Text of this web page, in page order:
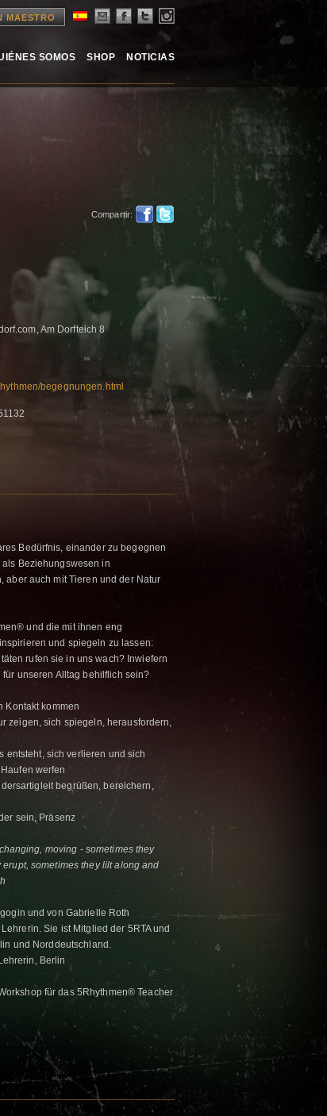
MAESTRO
SOMOS SHOP NOTICIAS
Compartir:
Am Dorfteich 8
begegnungen.html
Bedürfnis, einander zu begegnen
Beziehungswesen in
aber auch mit Tieren und der Natur
und die mit ihnen eng
und spiegeln zu lassen:
rufen sie in uns wach? Inwiefern
unseren Alltag behilflich sein?
Kontakt kommen
zeigen, sich spiegeln, herausfordern,
entsteht, sich verlieren und sich
werfen
begrüßen, bereichern,
sein, Präsenz
moving - sometimes they
sometimes they lilt along and
und von Gabrielle Roth
Sie ist Mitglied der 5RTA und
und Norddeutschland.
Berlin
für das 5Rhythmen® Teacher